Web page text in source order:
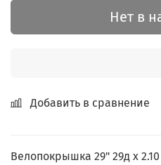
Нет в
Добавить в сравнение
Велопокрышка 29" 29д x